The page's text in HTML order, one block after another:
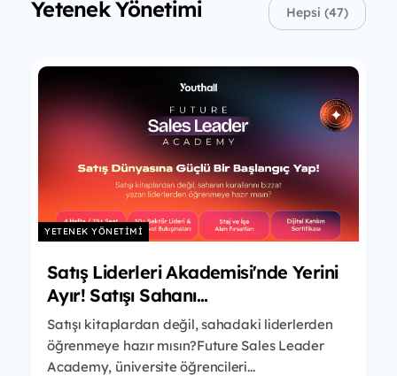
Yetenek Yönetimi Hepsi (47)
YETENEK YÖNETIMI
Satış Liderleri Akademisi'nde Yerini
Ayır! Satışı Sahanı...
Satışı kitaplardan değil, sahadaki liderlerden
öğrenmeye hazır mısın?Future Sales Leader
Academy, üniversite öğrencileri...